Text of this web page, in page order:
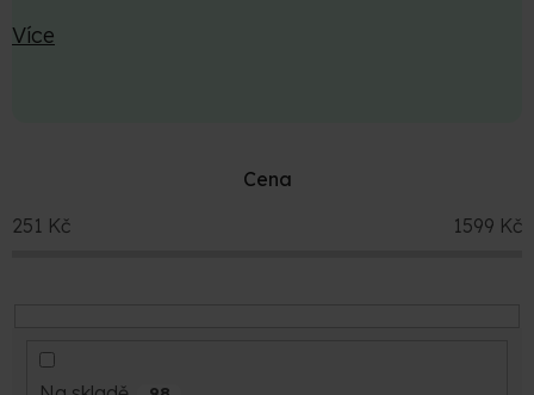
Více
Cena
251 Kč 1599 Kč